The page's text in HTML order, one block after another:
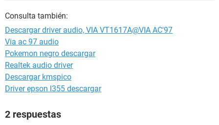
Consulta también:
Descargar driver audio, VIA VT1617A@VIA AC'97
Via ac 97 audio
Pokemon negro descargar
Realtek audio driver
Descargar kmspico
Driver epson l355 descargar
2 respuestas